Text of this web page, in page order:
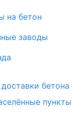
на бетон
заводы
бетона
пункты